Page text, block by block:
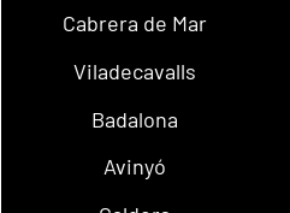
Cabrera de Mar
Viladecavalls
Badalona
Avinyó